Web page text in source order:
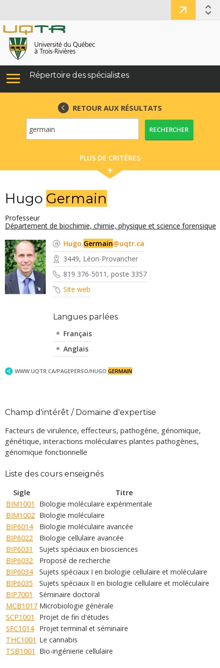
Répertoire des spécialistes
RETOUR AUX RÉSULTATS
RECHERCHER
PLUS DE CRITÈRES
Hugo Germain
Professeur
Département de biochimie, chimie, physique et science forensique
Hugo.Germain@uqtr.ca
3449, Léon-Provancher
819 376-5011, poste 3357
Site web
Langues parlées
Français
Anglais
WWW.UQTR.CA/PAGEPERSO/HUGO.GERMAIN
Champ d'intérêt / Domaine d'expertise
Facteurs de virulence, effecteurs, pathogène, génomique,
génétique, interactions moléculaires plantes pathogènes,
génomique fonctionnelle
Liste des cours enseignés
Sigle Titre
BIM1001
Biologie moléculaire expérimentale
BIM1002 Biologie moléculaire
BIP6014
Biologie moléculaire avancée
BIP6022
Biologie cellulaire avancée
BIP6031
Sujets spéciaux en biosciences
BIP6032
Proposé de recherche
BIP6034
Sujets spéciaux I en biologie cellulaire et moléculaire
BIP6035
Sujets spéciaux II en biologie cellulaire et moléculaire
BIP7001
Séminaire doctoral
MCB1017 Microbiologie générale
SCP1001
Projet de fin d'études
SFC1014
Projet terminal et séminaire
THC1001 Le cannabis
TSB1001
Bio-ingénierie cellulaire